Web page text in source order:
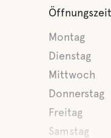
Montag
Dienstag
Mittwoch
Donnerstag
Freitag
Samstag